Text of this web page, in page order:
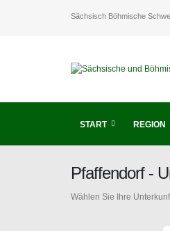
Sächsisch Böhmische
START REGION
Pfaffendorf -
Wählen Sie Ihre